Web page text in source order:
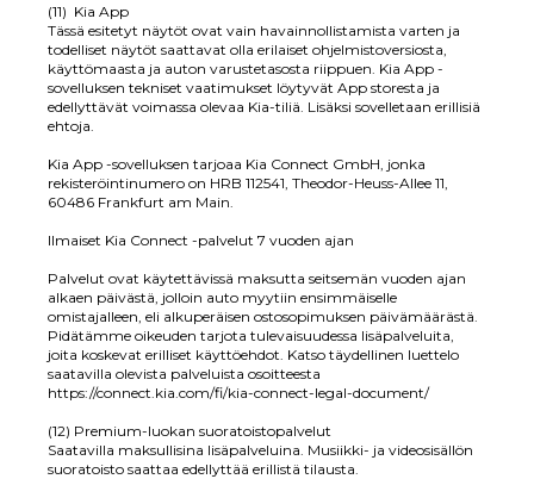
(11) Kia App
Tässä esitetyt näytöt ovat vain havainnollistamista varten ja
todelliset näytöt saattavat olla erilaiset ohjelmistoversiosta,
käyttömaasta ja auton varustetasosta riippuen. Kia App -
sovelluksen tekniset vaatimukset löytyvät App storesta ja
edellyttävät voimassa olevaa Kia-tiliä. Lisäksi sovelletaan erillisiä
ehtoja.
Kia App -sovelluksen tarjoaa Kia Connect GmbH, jonka
rekisteröintinumero on HRB 112541, Theodor-Heuss-Allee 11,
60486 Frankfurt am Main.
Ilmaiset Kia Connect -palvelut 7 vuoden ajan
Palvelut ovat käytettävissä maksutta seitsemän vuoden ajan
alkaen päivästä, jolloin auto myytiin ensimmäiselle
omistajalleen, eli alkuperäisen ostosopimuksen päivämäärästä.
Pidätämme oikeuden tarjota tulevaisuudessa lisäpalveluita,
joita koskevat erilliset käyttöehdot. Katso täydellinen luettelo
saatavilla olevista palveluista osoitteesta
https://connect.kia.com/fi/kia-connect-legal-document/
(12) Premium-luokan suoratoistopalvelut
Saatavilla maksullisina lisäpalveluina. Musiikki- ja videosisällön
suoratoisto saattaa edellyttää erillistä tilausta.